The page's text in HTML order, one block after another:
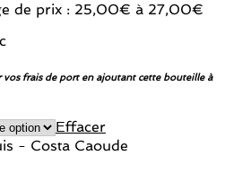
de prix : 25,00€ à 27,00€
vos frais de port en ajoutant cette bouteille à
Effacer
- Costa Caoude